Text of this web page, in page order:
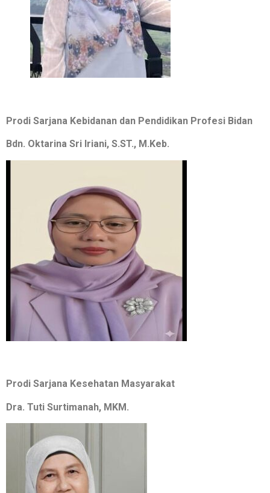
Prodi Sarjana Kebidanan dan Pendidikan Profesi Bidan
Bdn. Oktarina Sri Iriani, S.ST., M.Keb.
Prodi Sarjana Kesehatan Masyarakat
Dra. Tuti Surtimanah, MKM.